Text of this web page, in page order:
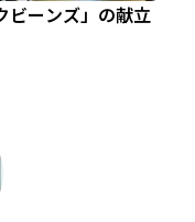
ビーンズ」の献立